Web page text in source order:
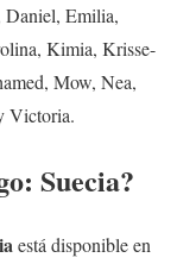
Daniel, Emilia,
Kimia, Krisse-
Mow, Nea,
Victoria.
Suecia?
está disponible en